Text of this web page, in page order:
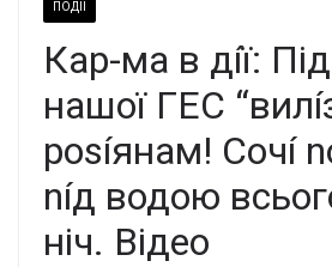
ПОДІЇ
Кар-ма в дíї:
нашої ГЕС
роsíянам! Сочí
níд водою
ніч. Відео